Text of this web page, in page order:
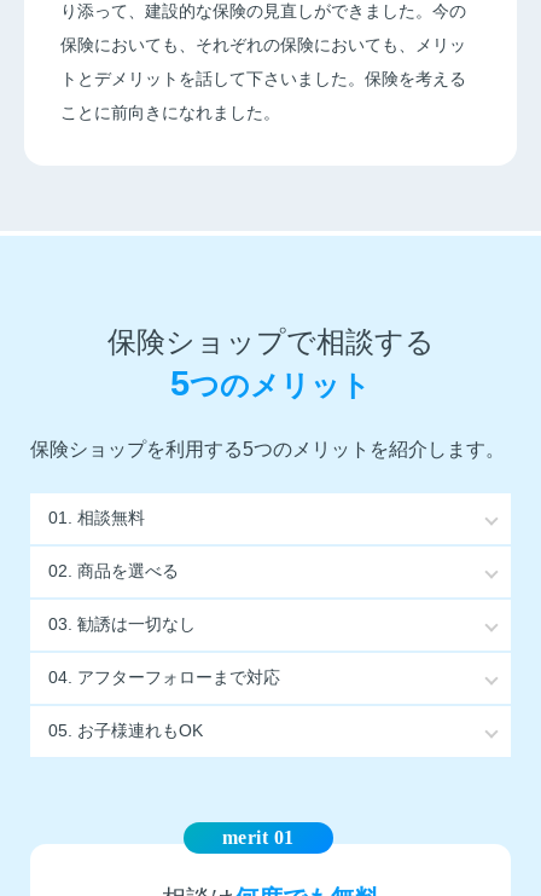
り添って、建設的な保険の見直しができました。今の
保険においても、それぞれの保険においても、メリッ
トとデメリットを話して下さいました。保険を考える
ことに前向きになれました。
保険ショップで相談する
5つのメリット
保険ショップを利用する5つのメリットを紹介します。
01. 相談無料
02. 商品を選べる
03. 勧誘は一切なし
04. アフターフォローまで対応
05. お子様連れもOK
merit 01